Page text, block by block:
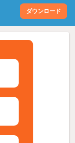
ダウンロード